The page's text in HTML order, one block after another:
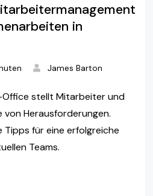
in
James Barton
Office stellt Mitarbeiter und
von Herausforderungen.
Tipps für eine erfolgreiche
Teams.